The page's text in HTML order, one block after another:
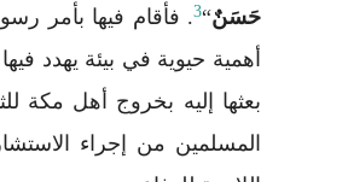
حَسَنٌ“
3. فأقام فيها بأمر
أهمية حيوية في بيئة يهدد
بعثها إليه بخروج أهل مكة
المسلمين من إجراء